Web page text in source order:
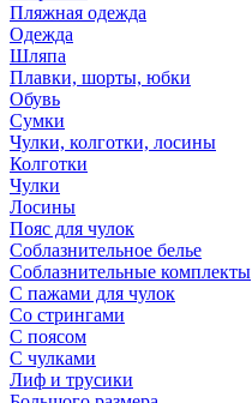
Пляжная одежда
Одежда
Шляпа
Плавки, шорты, юбки
Обувь
Сумки
Чулки, колготки, лосины
Колготки
Чулки
Лосины
Пояс для чулок
Соблазнительное белье
Соблазнительные комплекты
С пажами для чулок
Со стрингами
С поясом
С чулками
Лиф и трусики